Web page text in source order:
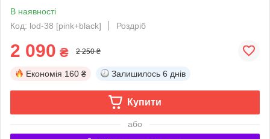
В наявності
Код: lod-38 [pink+black]
Роздріб
2 090 ₴ 2 250 ₴
Економія 160 ₴ Залишилось 6 днів
Купити
або